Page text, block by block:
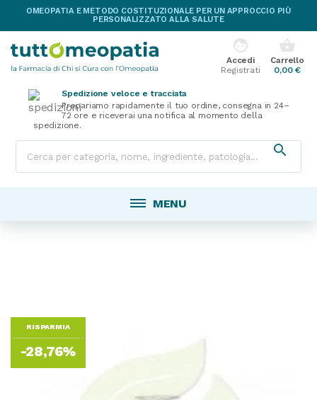
OMEOPATIA E METODO COSTITUZIONALE PER UN APPROCCIO PIÙ
PERSONALIZZATO ALLA SALUTE
shopping_basket
Carrello
0,00 €
face
Accedi
Registrati
Spedizione veloce e tracciata
Prepariamo rapidamente il tuo ordine, consegna in 24–
72 ore e riceverai una notifica al momento della
spedizione.

MENU
RISPARMIA
-28,76%